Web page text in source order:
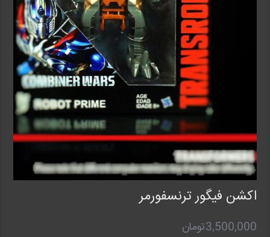
اکشن فیگور ترنسفورمر
3,500,000تومان